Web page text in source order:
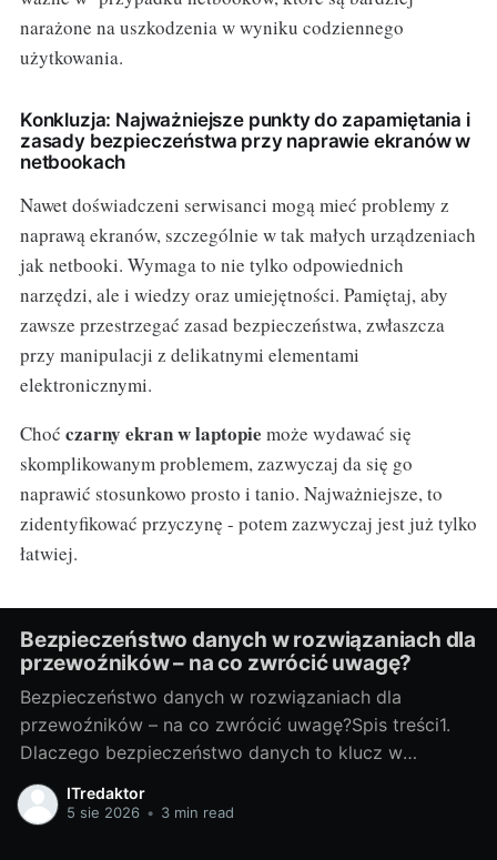
narażone na uszkodzenia w wyniku codziennego
użytkowania.
Konkluzja: Najważniejsze punkty do zapamiętania i
zasady bezpieczeństwa przy naprawie ekranów w
netbookach
Nawet doświadczeni serwisanci mogą mieć problemy z
naprawą ekranów, szczególnie w tak małych urządzeniach
jak netbooki. Wymaga to nie tylko odpowiednich
narzędzi, ale i wiedzy oraz umiejętności. Pamiętaj, aby
zawsze przestrzegać zasad bezpieczeństwa, zwłaszcza
przy manipulacji z delikatnymi elementami
elektronicznymi.
Choć czarny ekran w laptopie może wydawać się
skomplikowanym problemem, zazwyczaj da się go
naprawić stosunkowo prosto i tanio. Najważniejsze, to
zidentyfikować przyczynę - potem zazwyczaj jest już tylko
łatwiej.
Bezpieczeństwo danych w rozwiązaniach dla
przewoźników – na co zwrócić uwagę?
Bezpieczeństwo danych w rozwiązaniach dla
przewoźników – na co zwrócić uwagę?Spis treści1.
Dlaczego bezpieczeństwo danych to klucz w
transporcie?Jakie dane chronimy: trasy, telematyka,
dane klientów i kierowcówTransport generuje ogrom
ITredaktor
5 sie 2026 • 3 min read